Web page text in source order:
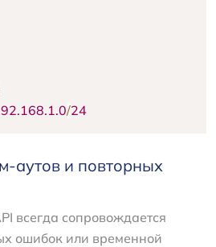
.1.0/24
аутов и повторных
всегда сопровождается
ошибок или временной